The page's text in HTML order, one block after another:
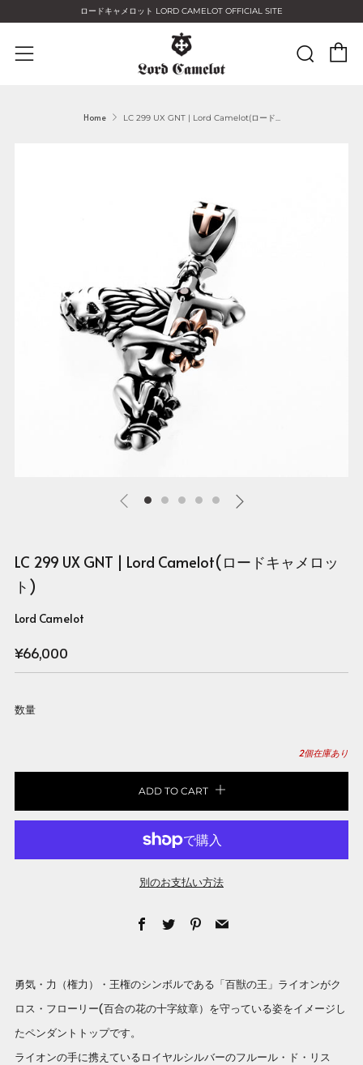
ロードキャメロット LORD CAMELOT OFFICIAL SITE
Menu
Home LC 299 UX GNT | Lord Camelot(ロード...
LC 299 UX GNT | Lord Camelot(ロードキャメロッ
ト)
Lord Camelot
Regular
price
¥66,000
数量
2個在庫あり
ADD TO CART
別のお支払い方法
Facebook
TwitterPinterest
Email
勇気・力（権力）・王権のシンボルである「百獣の王」ライオンがク
ロス・フローリー(百合の花の十字紋章）を守っている姿をイメージし
たペンダントトップです。
ライオンの手に携えているロイヤルシルバーのフルール・ド・リス